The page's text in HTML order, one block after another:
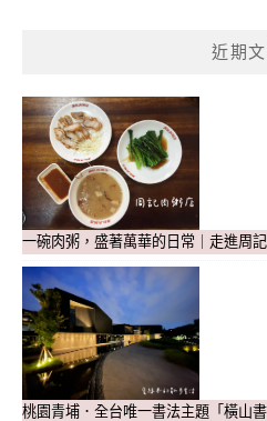
近期
一碗肉粥，盛著萬華的日常｜走進周
桃園青埔．全台唯一書法主題「橫山